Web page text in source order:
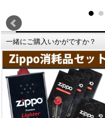
一緒にご購入いかがですか？